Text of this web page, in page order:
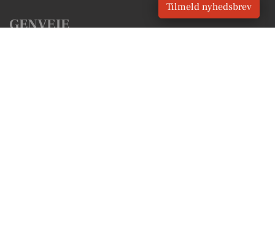
GENVEJE
Tilmeld nyhedsbrev